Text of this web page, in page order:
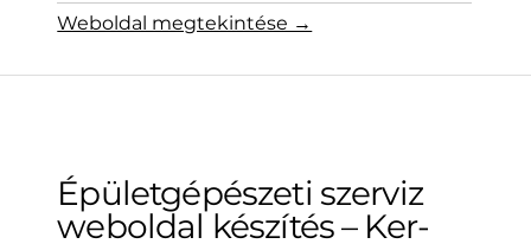
Weboldal megtekintése →
Épületgépészeti szerviz
weboldal készítés – Ker-